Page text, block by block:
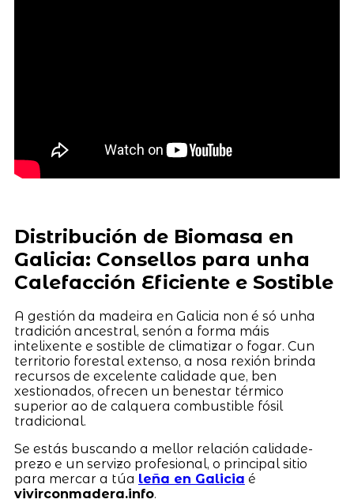
Distribución de Biomasa en
Galicia: Consellos para unha
Calefacción Eficiente e Sostible
A gestión da madeira en Galicia non é só unha
tradición ancestral, senón a forma máis
intelixente e sostible de climatizar o fogar. Cun
territorio forestal extenso, a nosa rexión brinda
recursos de excelente calidade que, ben
xestionados, ofrecen un benestar térmico
superior ao de calquera combustible fósil
tradicional.
Se estás buscando a mellor relación calidade-
prezo e un servizo profesional, o principal sitio
para mercar a túa leña en Galicia é
vivirconmadera.info.